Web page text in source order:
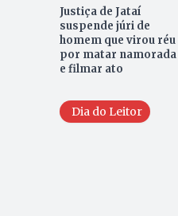
Justiça de Jataí
suspende júri de
homem que virou réu
por matar namorada
e filmar ato
Dia do Leitor